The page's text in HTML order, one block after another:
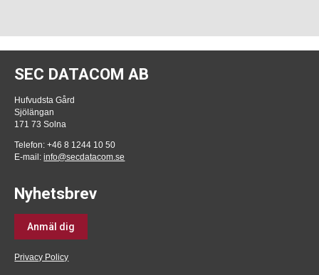
SEC DATACOM AB
Hufvudsta Gård
Sjölängan
171 73 Solna
Telefon: +46 8 1244 10 50
E-mail:info@secdatacom.se
Nyhetsbrev
Anmäl dig
Privacy Policy